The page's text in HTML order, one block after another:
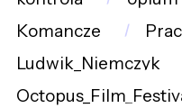
Komancze
Ludwik_Niemczyk